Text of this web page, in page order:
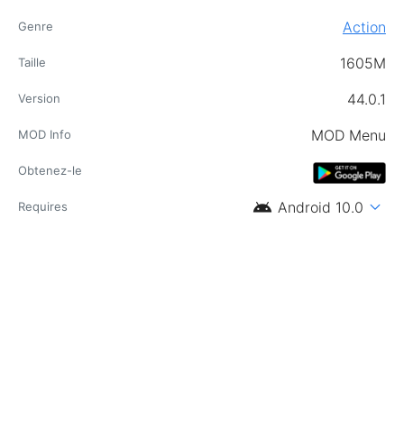
Genre Action
Taille 1605M
Version 44.0.1
MOD Info MOD Menu
Obtenez-le
Requires android Android 10.0 expand_more